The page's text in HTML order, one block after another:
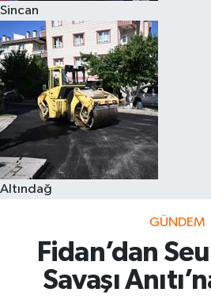
Sincan
Altındağ
GÜNDEM
Fidan’dan
Savaşı